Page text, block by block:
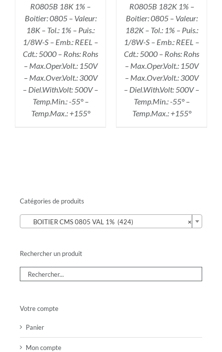
R0805B 18K 1% –
Boitier: 0805 – Valeur:
18K – Tol.: 1% – Puis.:
1/8W-S – Emb.: REEL –
Cdt.: 5000 – Rohs: Rohs
– Max.Oper.Volt.: 150V
– Max.Over.Volt.: 300V
– Diel.With.Volt: 500V –
Temp.Min.: -55° –
Temp.Max.: +155°
R0805B 182K 1% –
Boitier: 0805 – Valeur:
182K – Tol.: 1% – Puis.:
1/8W-S – Emb.: REEL –
Cdt.: 5000 – Rohs: Rohs
– Max.Oper.Volt.: 150V
– Max.Over.Volt.: 300V
– Diel.With.Volt: 500V –
Temp.Min.: -55° –
Temp.Max.: +155°
Catégories de produits
×
BOITIER CMS 0805 VAL 1% (424)
Rechercher un produit
Votre compte
Panier
Mon compte